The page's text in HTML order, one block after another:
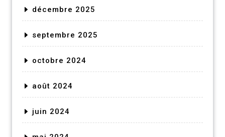
décembre 2025
septembre 2025
octobre 2024
août 2024
juin 2024